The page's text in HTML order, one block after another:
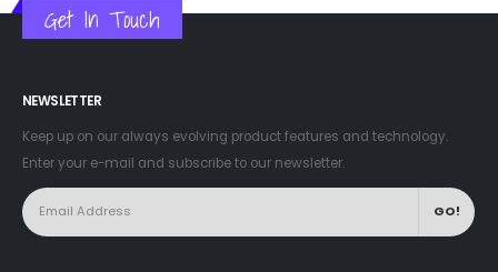
Get In Touch
NEWSLETTER
Keep up on our always evolving product features and technology.
Enter your e-mail and subscribe to our newsletter.